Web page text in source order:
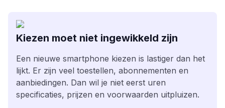
Kiezen moet niet ingewikkeld zijn
Een nieuwe smartphone kiezen is lastiger dan het
lijkt. Er zijn veel toestellen, abonnementen en
aanbiedingen. Dan wil je niet eerst uren
specificaties, prijzen en voorwaarden uitpluizen.